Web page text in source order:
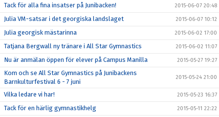
Tack för alla fina insatser på Junibacken! 2015-06-07 20:48
Julia VM-satsar i det georgiska landslaget 2015-06-07 10:12
Julia georgisk mästarinna 2015-06-02 17:00
Tatjana Bergwall ny tränare i All Star Gymnastics 2015-06-02 11:07
Nu är anmälan öppen för elever på Campus Manilla 2015-05-27 19:27
Kom och se All Star Gymnastics på Junibackens
Barnkulturfestival 6 - 7 juni
2015-05-24 21:00
Vilka ledare vi har! 2015-05-23 16:37
Tack för en härlig gymnastikhelg 2015-05-11 22:22